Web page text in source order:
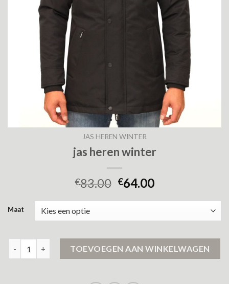
JAS HEREN WINTER
jas heren winter
€83.00 €64.00
Maat
TOEVOEGEN AAN WINKELWAGEN